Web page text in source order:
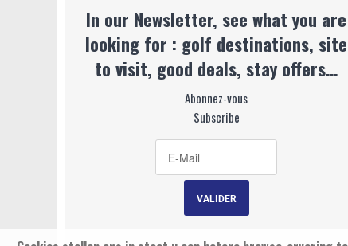
In our Newsletter, see what you are
looking for : golf destinations, site
to visit, good deals, stay offers…
Abonnez-vous
Subscribe